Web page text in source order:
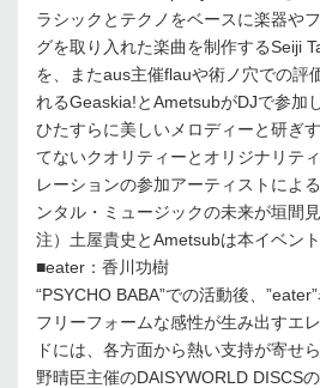
ラシックとテクノをベースに楽器や
グを取り入れた楽曲を制作するSeiji
を、またaus主催flauや術ノ穴での評
れるGeaskia!とAmetsubがDJで参加
ひたすらに美しいメロディーと研ぎ
てないクオリティーとオリジナリテ
レーションの参加アーティストによ
ンタル・ミュージックの未来が垣間
注）土屋貴史とAmetsubは本イベン
■eater：香川功樹
“PSYCHO BABA”での活動後、
フリーフォームな感性が生み出すエ
ドには、各方面から熱い支持が寄せ
野晴臣主催のDAISYWORLD DISCS